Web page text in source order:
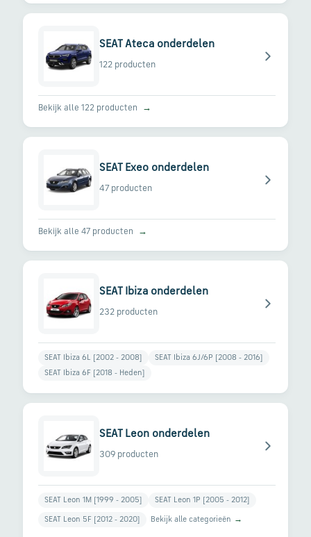
via
Handige
Bestellen
betalen
Levering
Retourinformatie
SEAT Ateca onderdelen
122 producten
Bekijk alle 122 producten →
SEAT Exeo onderdelen
47 producten
Bekijk alle 47 producten →
SEAT Ibiza onderdelen
232 producten
SEAT Ibiza 6L [2002 - 2008]
SEAT Ibiza 6J/6P [2008 - 2016]
SEAT Ibiza 6F [2018 - Heden]
SEAT Leon onderdelen
309 producten
SEAT Leon 1M [1999 - 2005] SEAT Leon 1P [2005 - 2012]
SEAT Leon 5F [2012 - 2020] Bekijk alle categorieën →